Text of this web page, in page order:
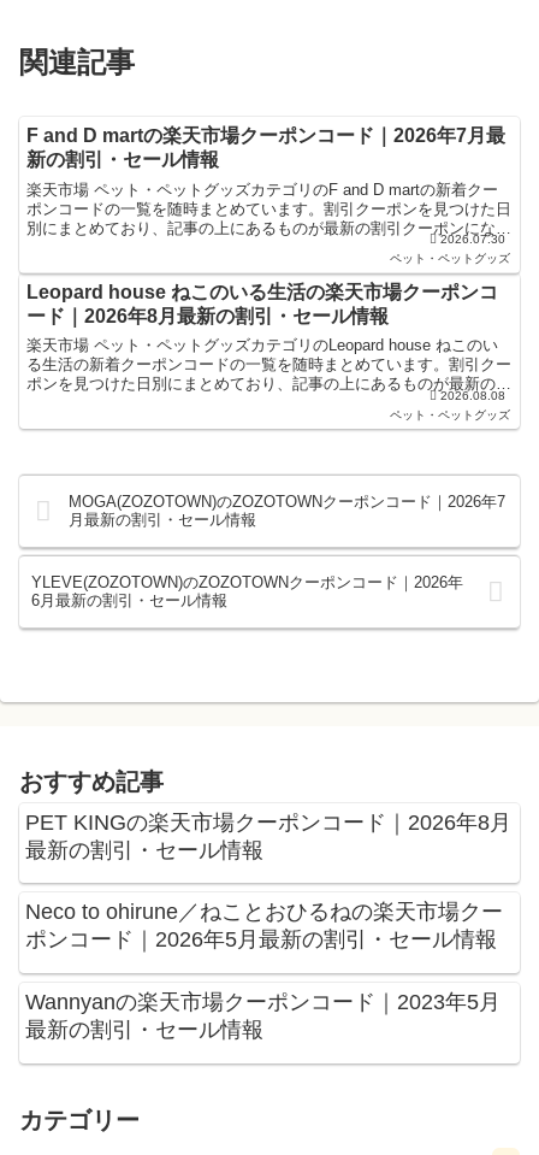
関連記事
F and D martの楽天市場クーポンコード｜2026年7月最
新の割引・セール情報
楽天市場 ペット・ペットグッズカテゴリのF and D martの新着クー
ポンコードの一覧を随時まとめています。割引クーポンを見つけた日
別にまとめており、記事の上にあるものが最新の割引クーポンになり
2026.07.30
ペット・ペットグッズ
Leopard house ねこのいる生活の楽天市場クーポンコ
ード｜2026年8月最新の割引・セール情報
楽天市場 ペット・ペットグッズカテゴリのLeopard house ねこのい
る生活の新着クーポンコードの一覧を随時まとめています。割引クー
ポンを見つけた日別にまとめており、記事の上にあるものが最新の割
2026.08.08
ペット・ペットグッズ
MOGA(ZOZOTOWN)のZOZOTOWNクーポンコード｜2026年7
月最新の割引・セール情報
YLEVE(ZOZOTOWN)のZOZOTOWNクーポンコード｜2026年
6月最新の割引・セール情報
おすすめ記事
PET KINGの楽天市場クーポンコード｜2026年8月
最新の割引・セール情報
Neco to ohirune／ねことおひるねの楽天市場クー
ポンコード｜2026年5月最新の割引・セール情報
Wannyanの楽天市場クーポンコード｜2023年5月
最新の割引・セール情報
カテゴリー